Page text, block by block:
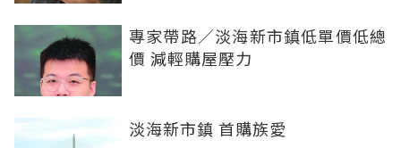
專家帶路／淡海新市鎮低單價低總
價 減輕購屋壓力
淡海新市鎮 首購族愛